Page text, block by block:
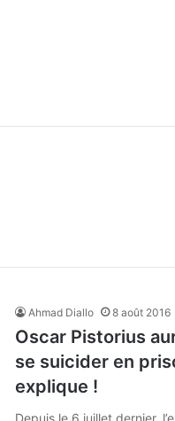
Ahmad Diallo 8 août 2016
Oscar Pistorius
se suicider en
explique !
Depuis le 6 juillet dernier,